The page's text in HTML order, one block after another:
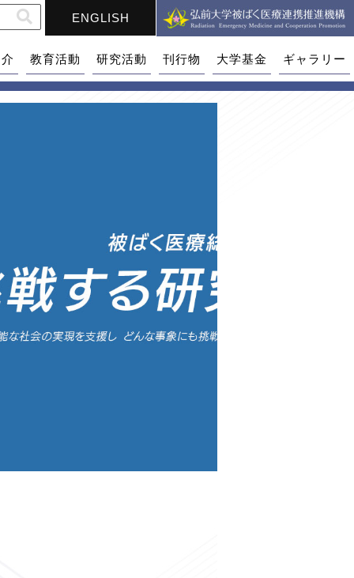
ENGLISH
教育活動 研究活動 刊行物 大学基金 ギャラリー